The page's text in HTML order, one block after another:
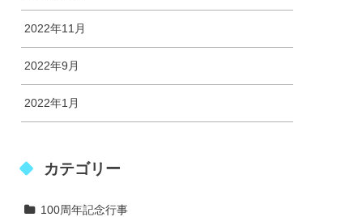
2022年11月
2022年9月
2022年1月
カテゴリー
100周年記念行事